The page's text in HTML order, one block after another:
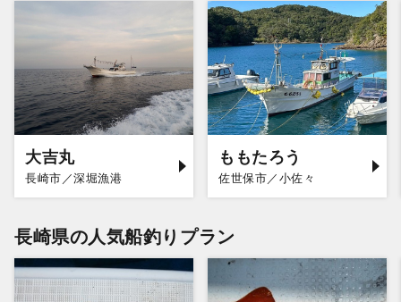
大吉丸
長崎市／深堀漁港
ももたろう
佐世保市／小佐々
長崎県の人気船釣りプラン